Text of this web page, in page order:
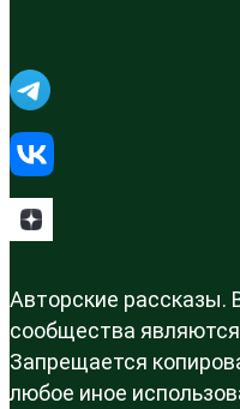
Авторские рассказы.
сообщества
Запрещается
любое иное